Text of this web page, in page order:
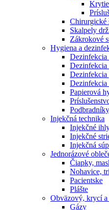
Chirurgické
Skalpely
Zákrokové
Hygiena a
Dezinfekcia
Dezinfekcia
Dezinfekcia
Dezinfekcia
Papierová
Injekčná technika
Injekčné
Injekčné
Injekčná
Jednorázové
Čiapky,
Nohavice,
Pacientske
Plášte
Obväzový, krycí
Gázy